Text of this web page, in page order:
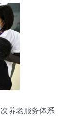
养老服务体系